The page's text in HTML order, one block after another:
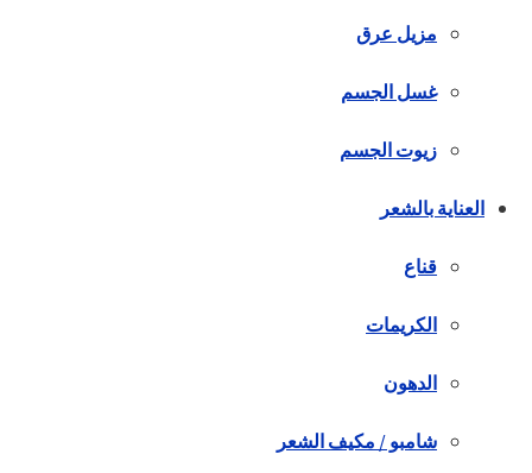
مزيل عرق
غسل الجسم
زيوت الجسم
العناية بالشعر
قناع
الكريمات
الدهون
شامبو / مكيف الشعر